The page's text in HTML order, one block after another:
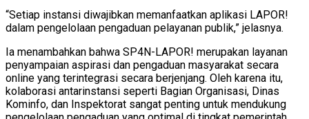
“Setiap instansi diwajibkan memanfaatkan aplikasi LAPOR!
dalam pengelolaan pengaduan pelayanan publik,” jelasnya.
Ia menambahkan bahwa SP4N-LAPOR! merupakan layanan
penyampaian aspirasi dan pengaduan masyarakat secara
online yang terintegrasi secara berjenjang. Oleh karena itu,
kolaborasi antarinstansi seperti Bagian Organisasi, Dinas
Kominfo, dan Inspektorat sangat penting untuk mendukung